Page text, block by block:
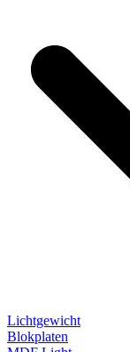
Lichtgewicht
Blokplaten